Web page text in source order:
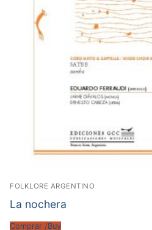
FOLKLORE ARGENTINO
La nochera
Comprar /Buy